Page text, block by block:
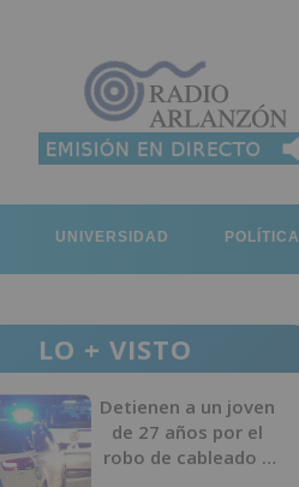
UNIVERSIDAD POLÍTICA
LO + VISTO
Detienen a un joven
de 27 años por el
robo de cableado y